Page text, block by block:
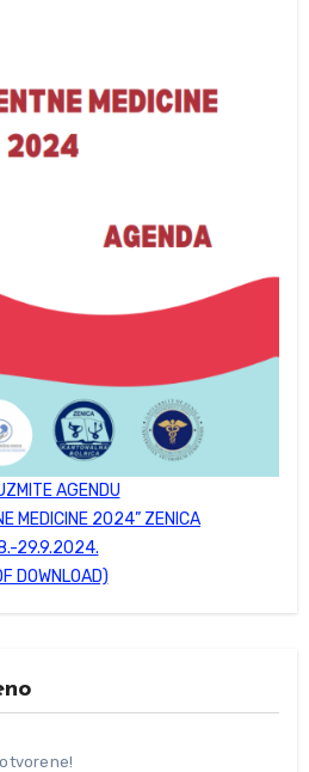
AGENDU
MEDICINE 2024” ZENICA
29.9.2024.
DOWNLOAD)